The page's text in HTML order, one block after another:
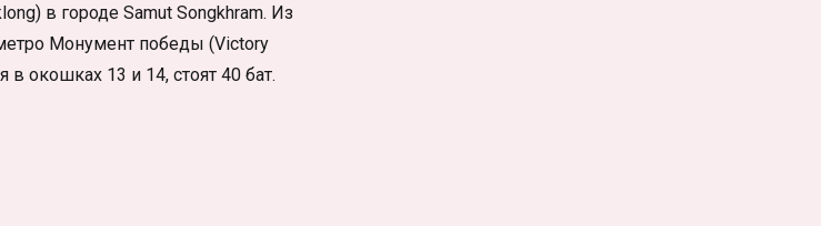
в городе Samut Songkhram. Из
Монумент победы (Victory
окошках 13 и 14, стоят 40 бат.